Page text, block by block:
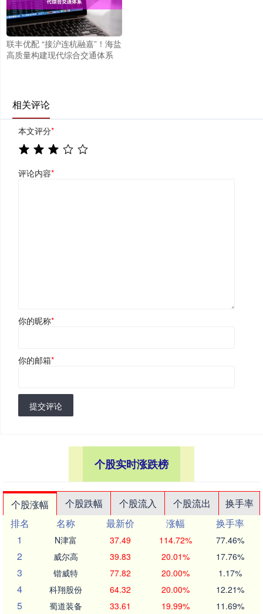
联丰优配 “接沪连杭融嘉”！海盐
高质量构建现代综合交通体系
相关评论
本文评分*
评论内容*
你的昵称*
你的邮箱*
提交评论
个股实时涨跌榜
个股涨幅 个股跌幅 个股流入 个股流出
换手率
排名
名称 最新价 涨幅
换手率
1
N津富 37.49 114.72% 77.46%
2 威尔高 39.83 20.01% 17.76%
3 锴威特 77.82 20.00% 1.17%
4 科翔股份 64.32 20.00% 12.21%
5 蜀道装备 33.61 19.99% 11.69%